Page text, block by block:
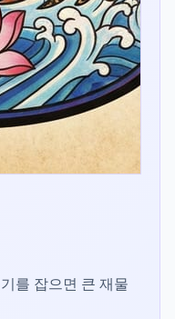
를 잡으면 큰 재물